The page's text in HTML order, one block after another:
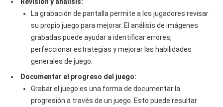
La grabación de pantalla permite a los jugadores revisar
su propio juego para mejorar. El análisis de imágenes
grabadas puede ayudar a identificar errores,
perfeccionar estrategias y mejorar las habilidades
generales de juego.
Documentar el progreso del juego:
Grabar el juego es una forma de documentar la
progresión a través de un juego. Esto puede resultar